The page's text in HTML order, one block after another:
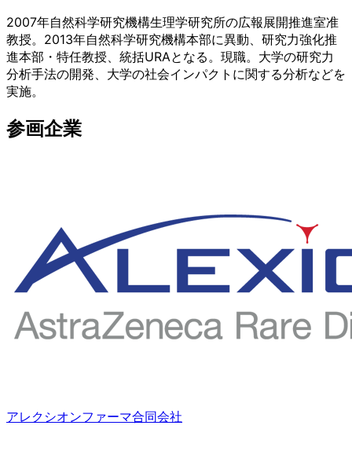
2007年自然科学研究機構生理学研究所の広報展開推進室准
教授。2013年自然科学研究機構本部に異動、研究力強化推
進本部・特任教授、統括URAとなる。現職。大学の研究力
分析手法の開発、大学の社会インパクトに関する分析などを
実施。
参画企業
アレクシオンファーマ合同会社